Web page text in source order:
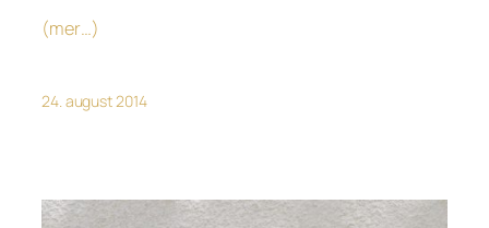
(mer…)
24. august 2014